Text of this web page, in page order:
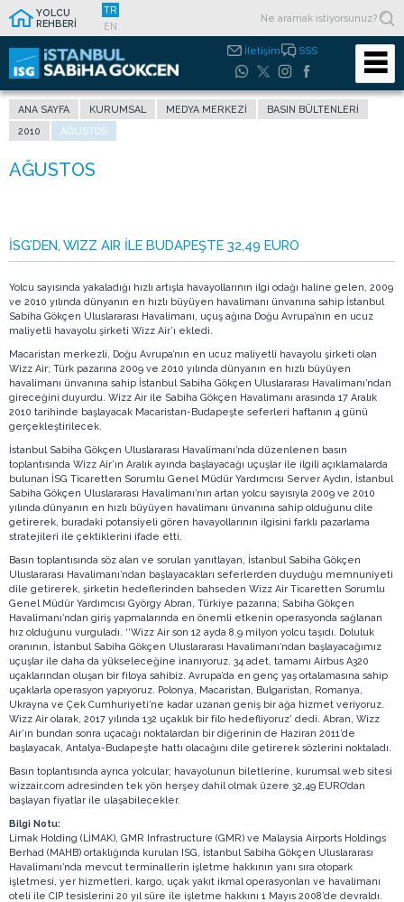
YOLCU
REHBERİ
TR
EN
İletişim SSS
ANA SAYFA KURUMSAL MEDYA MERKEZI
BASIN BÜLTENLERI
2010
AĞUSTOS
İSG’DEN, WIZZ AIR İLE BUDAPEŞTE 32,49 EURO
Yolcu sayısında yakaladığı hızlı artışla havayollarının ilgi odağı haline gelen, 2009
ve 2010 yılında dünyanın en hızlı büyüyen havalimanı ünvanına sahip İstanbul
Sabiha Gökçen Uluslararası Havalimanı, uçuş ağına Doğu Avrupa’nın en ucuz
maliyetli havayolu şirketi Wizz Air’ı ekledi.
Macaristan merkezli, Doğu Avrupa’nın en ucuz maliyetli havayolu şirketi olan
Wizz Air; Türk pazarına 2009 ve 2010 yılında dünyanın en hızlı büyüyen
havalimanı ünvanına sahip İstanbul Sabiha Gökçen Uluslararası Havalimanı’ndan
gireceğini duyurdu. Wizz Air ile Sabiha Gökçen Havalimanı arasında 17 Aralık
2010 tarihinde başlayacak Macaristan-Budapeşte seferleri haftanın 4 günü
gerçekleştirilecek.
İstanbul Sabiha Gökçen Uluslararası Havalimanı’nda düzenlenen basın
toplantısında Wizz Air’ın Aralık ayında başlayacağı uçuşlar ile ilgili açıklamalarda
bulunan İSG Ticaretten Sorumlu Genel Müdür Yardımcısı Server Aydın, İstanbul
Sabiha Gökçen Uluslararası Havalimanı’nın artan yolcu sayısıyla 2009 ve 2010
yılında dünyanın en hızlı büyüyen havalimanı ünvanına sahip olduğunu dile
getirerek, buradaki potansiyeli gören havayollarının ilgisini farklı pazarlama
stratejileri ile çektiklerini ifade etti.
Basın toplantısında söz alan ve soruları yanıtlayan, İstanbul Sabiha Gökçen
Uluslararası Havalimanı’ndan başlayacakları seferlerden duyduğu memnuniyeti
dile getirerek, şirketin hedeflerinden bahseden Wizz Air Ticaretten Sorumlu
Genel Müdür Yardımcısı György Abran, Türkiye pazarına; Sabiha Gökçen
Havalimanı’ndan giriş yapmalarında en önemli etkenin operasyonda sağlanan
hız olduğunu vurguladı. ‘‘Wizz Air son 12 ayda 8.9 milyon yolcu taşıdı. Doluluk
oranının, İstanbul Sabiha Gökçen Uluslararası Havalimanı’ndan başlayacağımız
uçuşlar ile daha da yükseleceğine inanıyoruz. 34 adet, tamamı Airbus A320
uçaklarından oluşan bir filoya sahibiz. Avrupa’da en genç yaş ortalamasına sahip
uçaklarla operasyon yapıyoruz. Polonya, Macaristan, Bulgaristan, Romanya,
Ukrayna ve Çek Cumhuriyeti’ne kadar uzanan geniş bir ağa hizmet veriyoruz.
Wizz Air olarak, 2017 yılında 132 uçaklık bir filo hedefliyoruz’ dedi. Abran, Wizz
Air’ın bundan sonra uçacağı noktalardan bir diğerinin de Haziran 2011’de
başlayacak, Antalya-Budapeşte hattı olacağını dile getirerek sözlerini noktaladı.
Basın toplantısında ayrıca yolcular; havayolunun biletlerine, kurumsal web sitesi
wizzair.com adresinden tek yön herşey dahil olmak üzere 32,49 EURO’dan
başlayan fiyatlar ile ulaşabilecekler.
Bilgi Notu:
Limak Holding (LİMAK), GMR Infrastructure (GMR) ve Malaysia Airports Holdings
Berhad (MAHB) ortaklığında kurulan ISG, İstanbul Sabiha Gökçen Uluslararası
Havalimanı’nda mevcut terminallerin işletme hakkının yanı sıra otopark
işletmesi, yer hizmetleri, kargo, uçak yakıt ikmal operasyonları ve havalimanı
oteli ile CIP tesislerini 20 yıl süre ile işletme hakkını 1 Mayıs 2008’de devraldı.